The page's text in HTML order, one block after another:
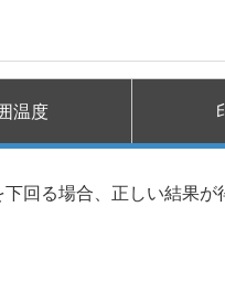
温度
回る場合、正しい結果が